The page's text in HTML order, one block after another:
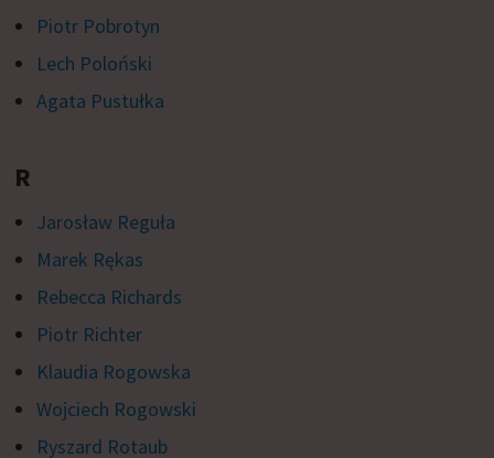
Piotr Pobrotyn
Lech Poloński
Agata Pustułka
R
Jarosław Reguła
Marek Rękas
Rebecca Richards
Piotr Richter
Klaudia Rogowska
Wojciech Rogowski
Ryszard Rotaub